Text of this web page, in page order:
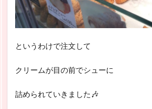
というわけで注文して
クリームが目の前でシューに
詰められていきました🎶